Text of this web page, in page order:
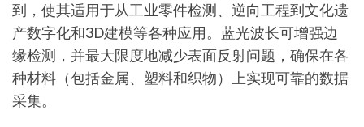
到，使其适用于从工业零件检测、逆向工程到文化遗
产数字化和3D建模等各种应用。蓝光波长可增强边
缘检测，并最大限度地减少表面反射问题，确保在各
种材料（包括金属、塑料和织物）上实现可靠的数据
采集。